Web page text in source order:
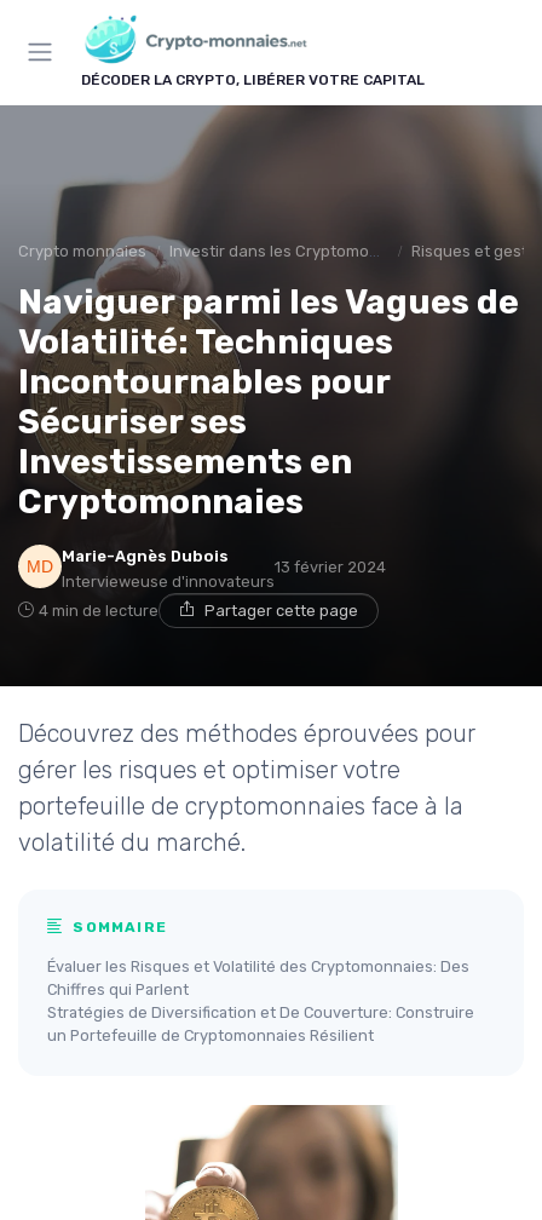
DÉCODER LA CRYPTO, LIBÉRER VOTRE CAPITAL
Crypto monnaies Investir dans les Cryptomonnaies Risques et
Naviguer parmi les Vagues de
Volatilité: Techniques
Incontournables pour
Sécuriser ses
Investissements en
Cryptomonnaies
Marie-Agnès Dubois
Intervieweuse d'innovateurs
13 février 2024
4 min de lecture Partager cette page
Découvrez des méthodes éprouvées pour
gérer les risques et optimiser votre
portefeuille de cryptomonnaies face à la
volatilité du marché.
SOMMAIRE
Évaluer les Risques et Volatilité des Cryptomonnaies: Des
Chiffres qui Parlent
Stratégies de Diversification et De Couverture: Construire
un Portefeuille de Cryptomonnaies Résilient
Panneau de gestion des cookies